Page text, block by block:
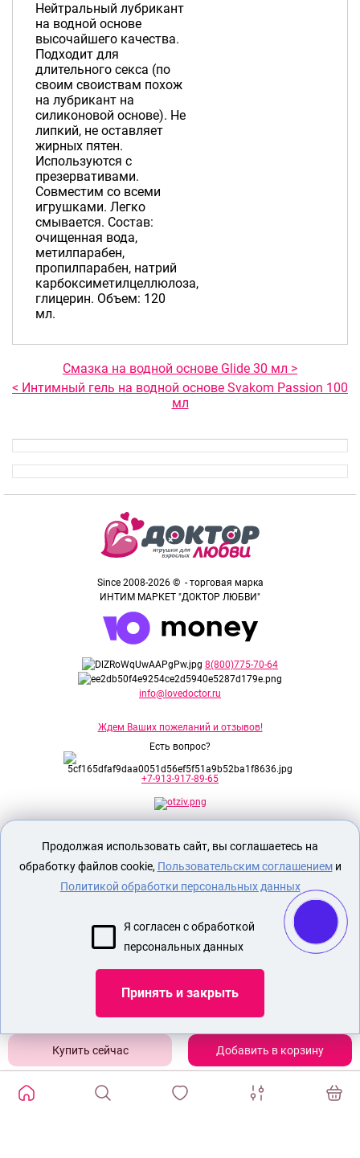
Добавить в корзину
Нейтральный лубрикант
на водной основе
высочайшего качества.
Подходит для
длительного секса (по
своим своиствам похож
на лубрикант на
силиконовой основе). Не
липкий, не оставляет
жирных пятен.
Используются с
презервативами.
Совместим со всеми
игрушками. Легко
смывается. Состав:
очищенная вода,
метилпарабен,
пропилпарабен, натрий
карбоксиметилцеллюлоза,
глицерин. Объем: 120
мл.
Смазка на водной основе Glide 30 мл >
< Интимный гель на водной основе Svakom Passion 100
мл
Since 2008-2026 © - торговая марка
ИНТИМ МАРКЕТ "ДОКТОР ЛЮБВИ"
8(800)775-70-64
info@lovedoctor.ru
Ждем Ваших пожеланий и отзывов!
Есть вопрос?
+7-913-917-89-65
Секс шоп Доктор Любви
исключительно для лиц старше 18 лет!
Евразийского соответствия.
ОПЛАТА И ДОСТАВКА
СЕКС ИГРУШКИ
БДСМ ИГРУШКИ
НАСАДКИ УВЕЛИЧИВАЮЩИЕ ПЕНИС
Показать еще
Продолжая использовать сайт, вы соглашаетесь на
обработку файлов cookie, Пользовательским соглашениеми
Политикой обработки персональных данных
Я согласен с обработкой
персональных данных
Принять и закрыть